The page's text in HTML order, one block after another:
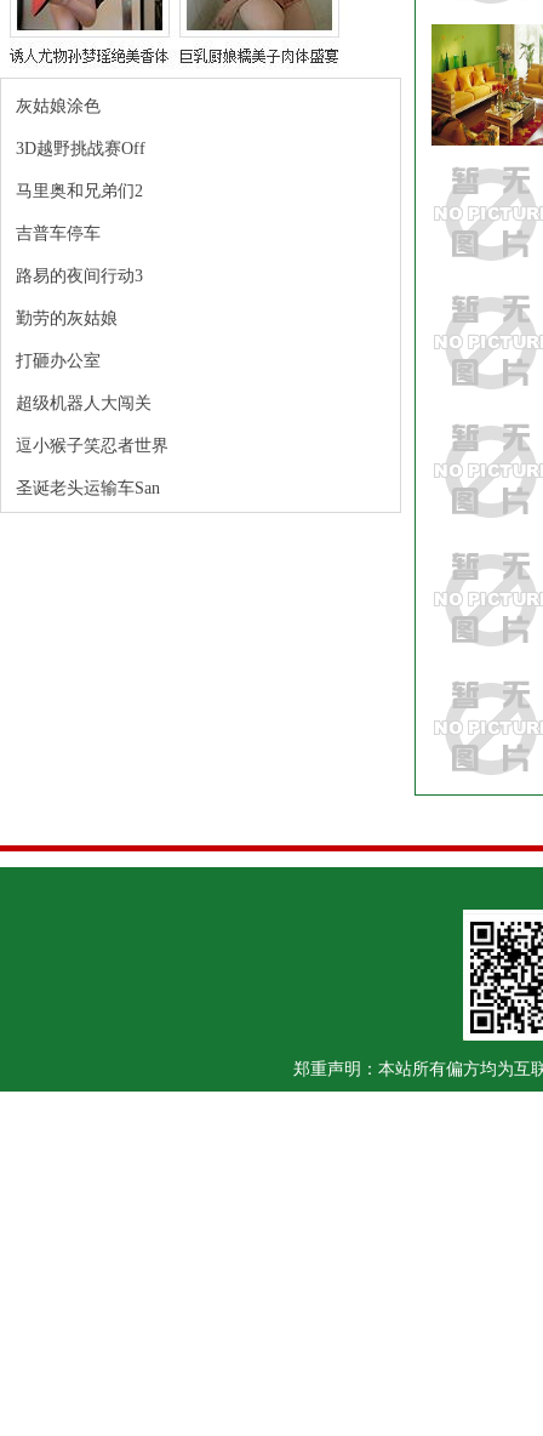
灰姑娘涂色
3D越野挑战赛Off
马里奥和兄弟们2
吉普车停车
路易的夜间行动3
勤劳的灰姑娘
打砸办公室
超级机器人大闯关
逗小猴子笑忍者世界
圣诞老头运输车San
郑重声明：本站所有偏方均为互